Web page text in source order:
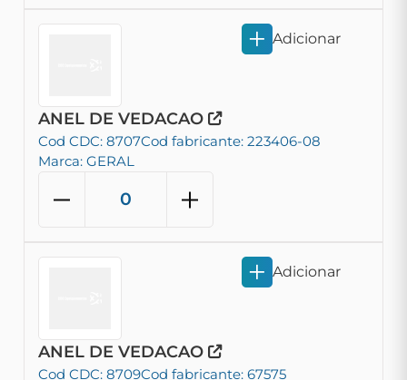
ANEL DE VEDACAO
Cod CDC: 8707Cod fabricante: 223406-08
Marca: GERAL
Adicionar
ANEL DE VEDACAO
Cod CDC: 8709Cod fabricante: 67575
Adicionar